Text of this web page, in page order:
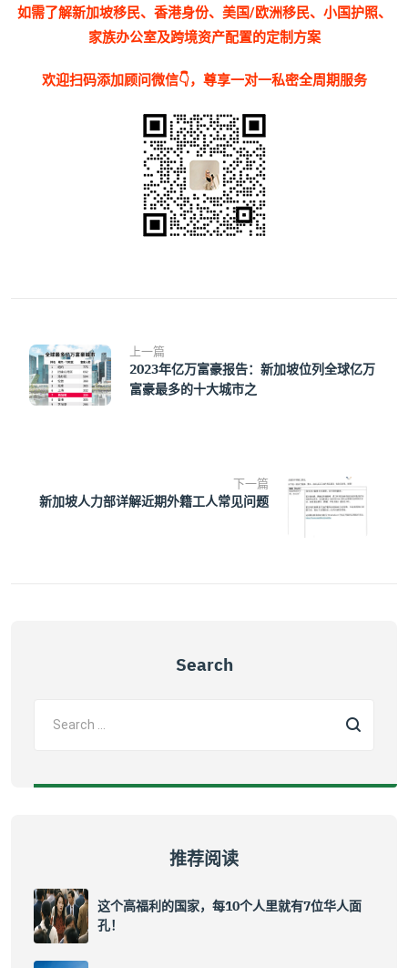
如需了解新加坡移民、香港身份、美国/欧洲移民、小国护照、
家族办公室及跨境资产配置的定制方案
欢迎扫码添加顾问微信👇，尊享一对一私密全周期服务
上一篇
2023年亿万富豪报告：新加坡位列全球亿万
富豪最多的十大城市之
下一篇
新加坡人力部详解近期外籍工人常见问题
Search
推荐阅读
这个高福利的国家，每10个人里就有7位华人面
孔！